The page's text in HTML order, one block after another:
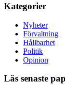
Kategorier
Nyheter
Förvaltning
Hållbarhet
Politik
Opinion
Läs senaste